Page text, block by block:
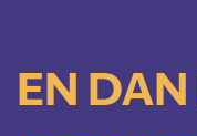
EN DAN